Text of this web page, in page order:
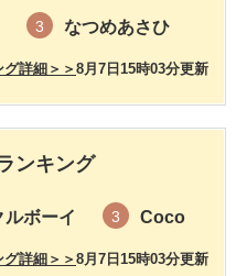
3 なつめあさひ
8月7日15時03分更新
グ詳細＞＞
ンキング
ルボーイ 3 Coco
8月7日15時03分更新
グ詳細＞＞